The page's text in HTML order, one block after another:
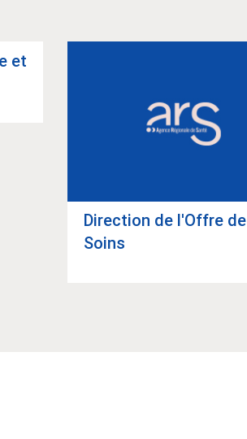
et
Direc­tion de l'Offre de
Soins